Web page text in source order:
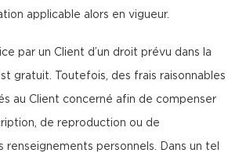
applicable alors en vigueur.
par un Client d’un droit prévu dans la
gratuit. Toutefois, des frais raisonnables
au Client concerné afin de compenser
de reproduction ou de
renseignements personnels. Dans un tel